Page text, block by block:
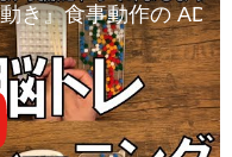
き』食事動作の ADL